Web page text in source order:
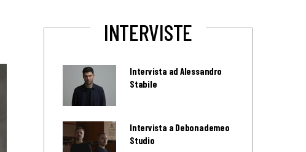
INTERVISTE
Intervista ad Alessandro
Stabile
Intervista a Debonademeo
Studio